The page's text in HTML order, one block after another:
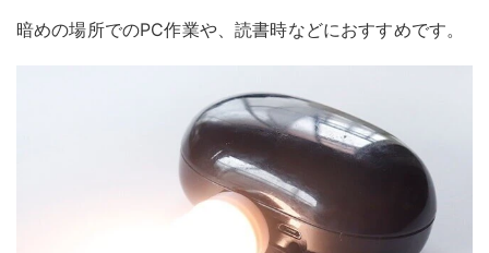
暗めの場所でのPC作業や、読書時などにおすすめです。